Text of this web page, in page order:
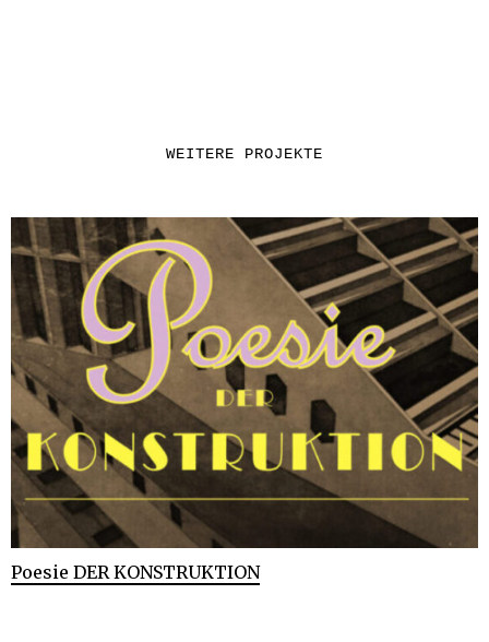
WEITERE PROJEKTE
Poesie DER KONSTRUKTION